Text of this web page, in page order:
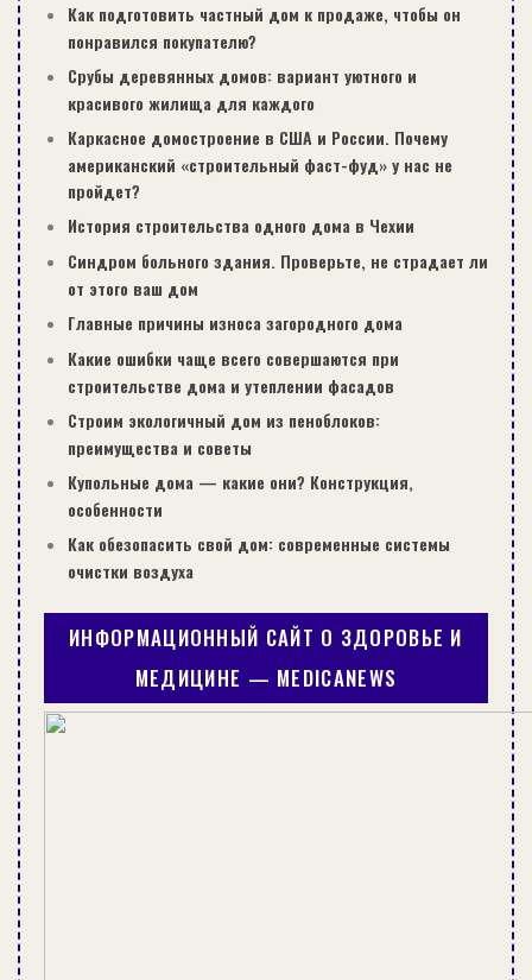
Как подготовить частный дом к продаже, чтобы он
понравился покупателю?
Срубы деревянных домов: вариант уютного и
красивого жилища для каждого
Каркасное домостроение в США и России. Почему
американский «строительный фаст-фуд» у нас не
пройдет?
История строительства одного дома в Чехии
Синдром больного здания. Проверьте, не страдает ли
от этого ваш дом
Главные причины износа загородного дома
Какие ошибки чаще всего совершаются при
строительстве дома и утеплении фасадов
Строим экологичный дом из пеноблоков:
преимущества и советы
Купольные дома — какие они? Конструкция,
особенности
Как обезопасить свой дом: современные системы
очистки воздуха
ИНФОРМАЦИОННЫЙ САЙТ О ЗДОРОВЬЕ И
МЕДИЦИНЕ — MEDICANEWS